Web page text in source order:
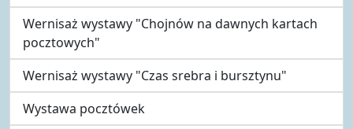
Wernisaż wystawy "Chojnów na dawnych kartach
pocztowych"
Wernisaż wystawy "Czas srebra i bursztynu"
Wystawa pocztówek